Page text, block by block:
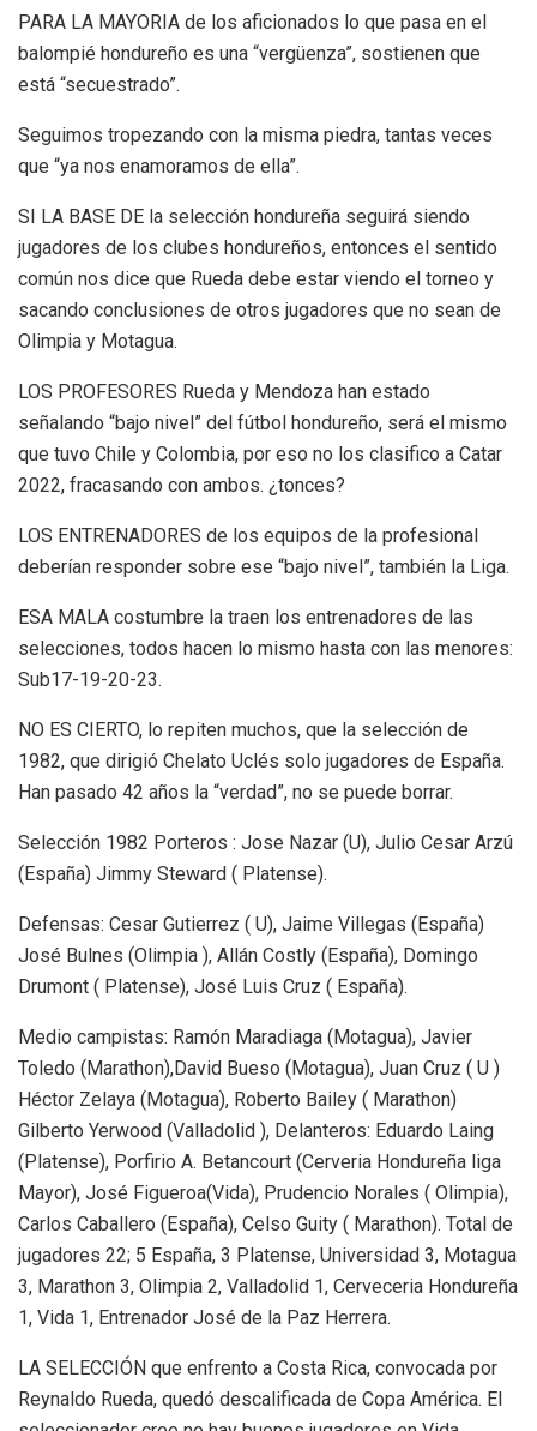
PARA LA MAYORIA de los aficionados lo que pasa en el
balompié hondureño es una “vergüenza”, sostienen que
está “secuestrado”.
Seguimos tropezando con la misma piedra, tantas veces
que “ya nos enamoramos de ella”.
SI LA BASE DE la selección hondureña seguirá siendo
jugadores de los clubes hondureños, entonces el sentido
común nos dice que Rueda debe estar viendo el torneo y
sacando conclusiones de otros jugadores que no sean de
Olimpia y Motagua.
LOS PROFESORES Rueda y Mendoza han estado
señalando “bajo nivel” del fútbol hondureño, será el mismo
que tuvo Chile y Colombia, por eso no los clasifico a Catar
2022, fracasando con ambos. ¿tonces?
LOS ENTRENADORES de los equipos de la profesional
deberían responder sobre ese “bajo nivel”, también la Liga.
ESA MALA costumbre la traen los entrenadores de las
selecciones, todos hacen lo mismo hasta con las menores:
Sub17-19-20-23.
NO ES CIERTO, lo repiten muchos, que la selección de
1982, que dirigió Chelato Uclés solo jugadores de España.
Han pasado 42 años la “verdad”, no se puede borrar.
Selección 1982 Porteros : Jose Nazar (U), Julio Cesar Arzú
(España) Jimmy Steward ( Platense).
Defensas: Cesar Gutierrez ( U), Jaime Villegas (España)
José Bulnes (Olimpia ), Allán Costly (España), Domingo
Drumont ( Platense), José Luis Cruz ( España).
Medio campistas: Ramón Maradiaga (Motagua), Javier
Toledo (Marathon),David Bueso (Motagua), Juan Cruz ( U )
Héctor Zelaya (Motagua), Roberto Bailey ( Marathon)
Gilberto Yerwood (Valladolid ), Delanteros: Eduardo Laing
(Platense), Porfirio A. Betancourt (Cerveria Hondureña liga
Mayor), José Figueroa(Vida), Prudencio Norales ( Olimpia),
Carlos Caballero (España), Celso Guity ( Marathon). Total de
jugadores 22; 5 España, 3 Platense, Universidad 3, Motagua
3, Marathon 3, Olimpia 2, Valladolid 1, Cerveceria Hondureña
1, Vida 1, Entrenador José de la Paz Herrera.
LA SELECCIÓN que enfrento a Costa Rica, convocada por
Reynaldo Rueda, quedó descalificada de Copa América. El